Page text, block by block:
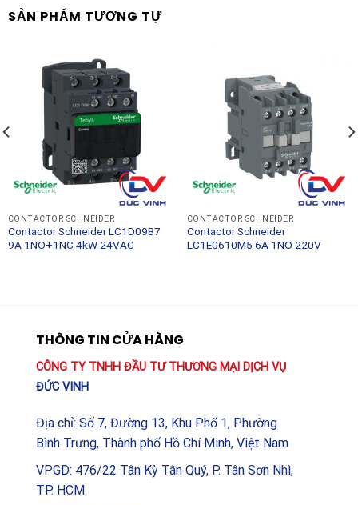
SẢN PHẨM TƯƠNG TỰ
CONTACTOR SCHNEIDER
Contactor Schneider LC1D09B7
9A 1NO+1NC 4kW 24VAC
CONTACTOR SCHNEIDER
Contactor Schneider
LC1E0610M5 6A 1NO 220V
THÔNG TIN CỬA HÀNG
CÔNG TY TNHH ĐẦU TƯ THƯƠNG MẠI DỊCH VỤ
ĐỨC VINH
Địa chỉ: Số 7, Đường 13, Khu Phố 1, Phường
Bình Trưng, Thành phố Hồ Chí Minh, Việt Nam
VPGD: 476/22 Tân Kỳ Tân Quý, P. Tân Sơn Nhì,
TP. HCM